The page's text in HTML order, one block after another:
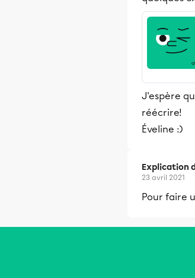
J'espère
réécrire!
Éveline :)
Explication
23 avril 2021
Pour faire